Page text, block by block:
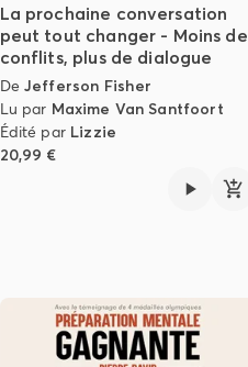
La prochaine conversation
peut tout changer - Moins de
conflits, plus de dialogue
DeJefferson Fisher
Lu par Maxime Van Santfoort
Édité par Lizzie
20,99 €